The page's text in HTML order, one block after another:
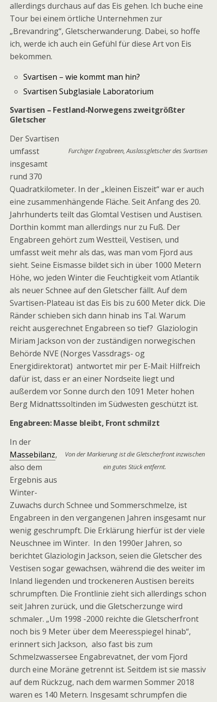
allerdings durchaus auf das Eis gehen. Ich buche eine
Tour bei einem örtliche Unternehmen zur
„Brevandring“, Gletscherwanderung. Dabei, so hoffe
ich, werde ich auch ein Gefühl für diese Art von Eis
bekommen.
Svartisen – wie kommt man hin?
Svartisen Subglasiale Laboratorium
Svartisen – Festland-Norwegens zweitgrößter
Gletscher
Furchiger Engabreen, Auslassgletscher des Svartisen
Der Svartisen
umfasst
insgesamt
rund 370
Quadratkilometer. In der „kleinen Eiszeit“ war er auch
eine zusammenhängende Fläche. Seit Anfang des 20.
Jahrhunderts teilt das Glomtal Vestisen und Austisen.
Dorthin kommt man allerdings nur zu Fuß. Der
Engabreen gehört zum Westteil, Vestisen, und
umfasst weit mehr als das, was man vom Fjord aus
sieht. Seine Eismasse bildet sich in über 1000 Metern
Höhe, wo jeden Winter die Feuchtigkeit vom Atlantik
als neuer Schnee auf den Gletscher fällt. Auf dem
Svartisen-Plateau ist das Eis bis zu 600 Meter dick. Die
Ränder schieben sich dann hinab ins Tal. Warum
reicht ausgerechnet Engabreen so tief? Glaziologin
Miriam Jackson von der zuständigen norwegischen
Behörde NVE (Norges Vassdrags- og
Energidirektorat) antwortet mir per E-Mail: Hilfreich
dafür ist, dass er an einer Nordseite liegt und
außerdem vor Sonne durch den 1091 Meter hohen
Berg Midnattssoltinden im Südwesten geschützt ist.
Engabreen: Masse bleibt, Front schmilzt
Von der Markierung ist die Gletscherfront inzwischen
ein gutes Stück entfernt.
In der
Massebilanz,
also dem
Ergebnis aus
Winter-
Zuwachs durch Schnee und Sommerschmelze, ist
Engabreen in den vergangenen Jahren insgesamt nur
wenig geschrumpft. Die Erklärung hierfür ist der viele
Neuschnee im Winter. In den 1990er Jahren, so
berichtet Glaziologin Jackson, seien die Gletscher des
Vestisen sogar gewachsen, während die des weiter im
Inland liegenden und trockeneren Austisen bereits
schrumpften. Die Frontlinie zieht sich allerdings schon
seit Jahren zurück, und die Gletscherzunge wird
schmaler. „Um 1998 -2000 reichte die Gletscherfront
noch bis 9 Meter über dem Meeresspiegel hinab“,
erinnert sich Jackson, also fast bis zum
Schmelzwassersee Engabrevatnet, der vom Fjord
durch eine Moräne getrennt ist. Seitdem ist sie massiv
auf dem Rückzug, nach dem warmen Sommer 2018
waren es 140 Metern. Insgesamt schrumpfen die